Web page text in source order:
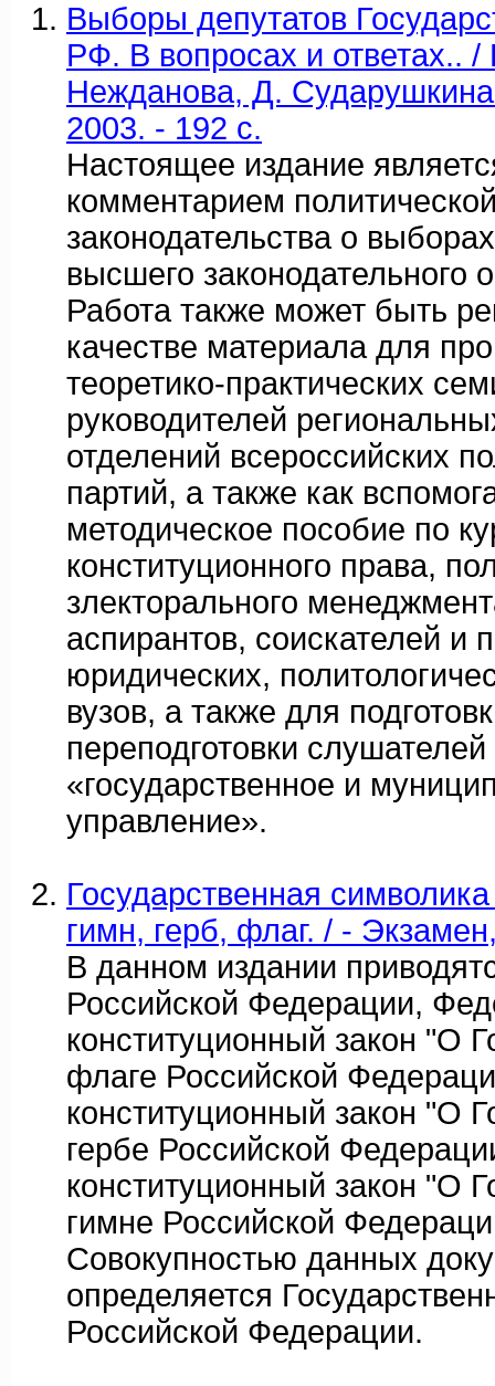
Выборы депутатов
РФ. В вопросах и ответах..
Нежданова, Д.
2003. - 192 с.
Настоящее издание
комментарием
законодательства о
высшего законодательного
Работа также может быть
качестве материала для
теоретико-практических
руководителей
отделений всероссийских
партий, а также как
методическое пособие по
конституционного права,
злекторального
аспирантов, соискателей и
юридических,
вузов, а также для
переподготовки
«государственное и
управление».
Государственная
гимн, герб, флаг. / -
В данном издании
Российской Федерации,
конституционный закон "О
флаге Российской
конституционный закон "О
гербе Российской
конституционный закон "О
гимне Российской
Совокупностью данных
определяется
Российской Федерации.